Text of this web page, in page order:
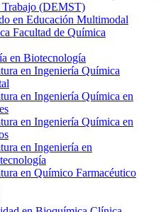
Trabajo (DEMST)
en Educación Multimodal
Facultad de Química
en Biotecnología
en Ingeniería Química
en Ingeniería Química en
en Ingeniería Química en
en Ingeniería en
en Químico Farmacéutico